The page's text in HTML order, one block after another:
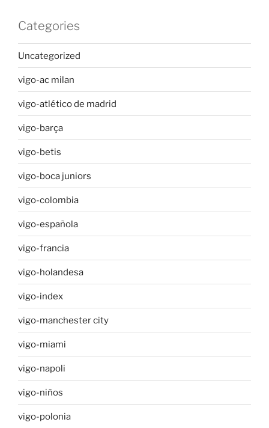
Categories
Uncategorized
vigo-ac milan
vigo-atlético de madrid
vigo-barça
vigo-betis
vigo-boca juniors
vigo-colombia
vigo-española
vigo-francia
vigo-holandesa
vigo-index
vigo-manchester city
vigo-miami
vigo-napoli
vigo-niños
vigo-polonia